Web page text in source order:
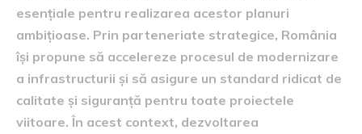
esențiale pentru realizarea acestor planuri
ambițioase. Prin parteneriate strategice, România
își propune să accelereze procesul de modernizare
a infrastructurii și să asigure un standard ridicat de
calitate și siguranță pentru toate proiectele
viitoare. În acest context, dezvoltarea